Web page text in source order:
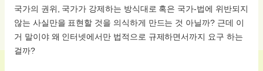
국가의 권위, 국가가 강제하는 방식대로 혹은 국가-법에 위반되지
않는 사실만을 표현할 것을 의식하게 만드는 것 아닐까? 근데 이
거 말이야 왜 인터넷에서만 법적으로 규제하면서까지 요구 하는
걸까?